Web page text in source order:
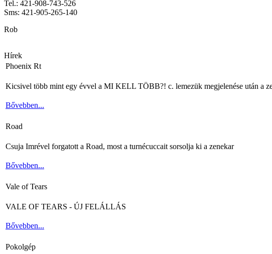
Tel.: 421-908-743-526
Sms: 421-905-265-140
Rob
Hírek
Phoenix Rt
Kicsivel több mint egy évvel a MI KELL TÖBB?! c. lemezük megjelenése után a
Bővebben...
Road
Csuja Imrével forgatott a Road, most a turnécuccait sorsolja ki a zenekar
Bővebben...
Vale of Tears
VALE OF TEARS - ÚJ FELÁLLÁS
Bővebben...
Pokolgép